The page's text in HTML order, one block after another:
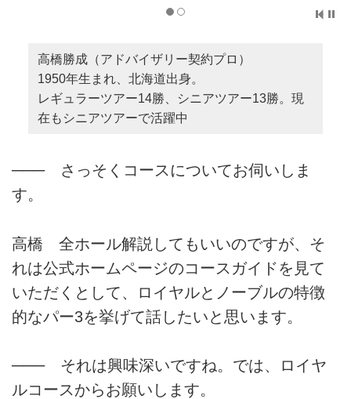
高橋勝成（アドバイザリー契約プロ）
1950年生まれ、北海道出身。
レギュラーツアー14勝、シニアツアー13勝。現
在もシニアツアーで活躍中
─── さっそくコースについてお伺いしま
す。
高橋 全ホール解説してもいいのですが、そ
れは公式ホームページのコースガイドを見て
いただくとして、ロイヤルとノーブルの特徴
的なパー3を挙げて話したいと思います。
─── それは興味深いですね。では、ロイヤ
ルコースからお願いします。